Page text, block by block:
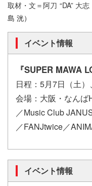
取材・文＝阿刀 “DA” 大
島 洸）
イベント情報
『SUPER MAWA
日程：5月7日（土）
会場：大阪・なんば
／Music Club
／FANJtwice／
イベント情報